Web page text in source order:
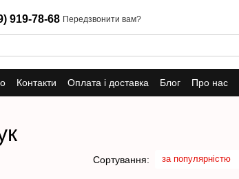
919-78-68 Передзвонити вам?
Контакти Оплата і доставка Блог Про нас
Сортування: за популярністю